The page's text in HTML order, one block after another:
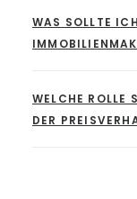
WAS SOLLTE
WELCHE ROLLE
DER